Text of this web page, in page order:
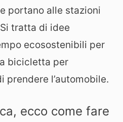
portano alle stazioni
tratta di idee
ecosostenibili per
bicicletta per
prendere l’automobile.
ecco come fare